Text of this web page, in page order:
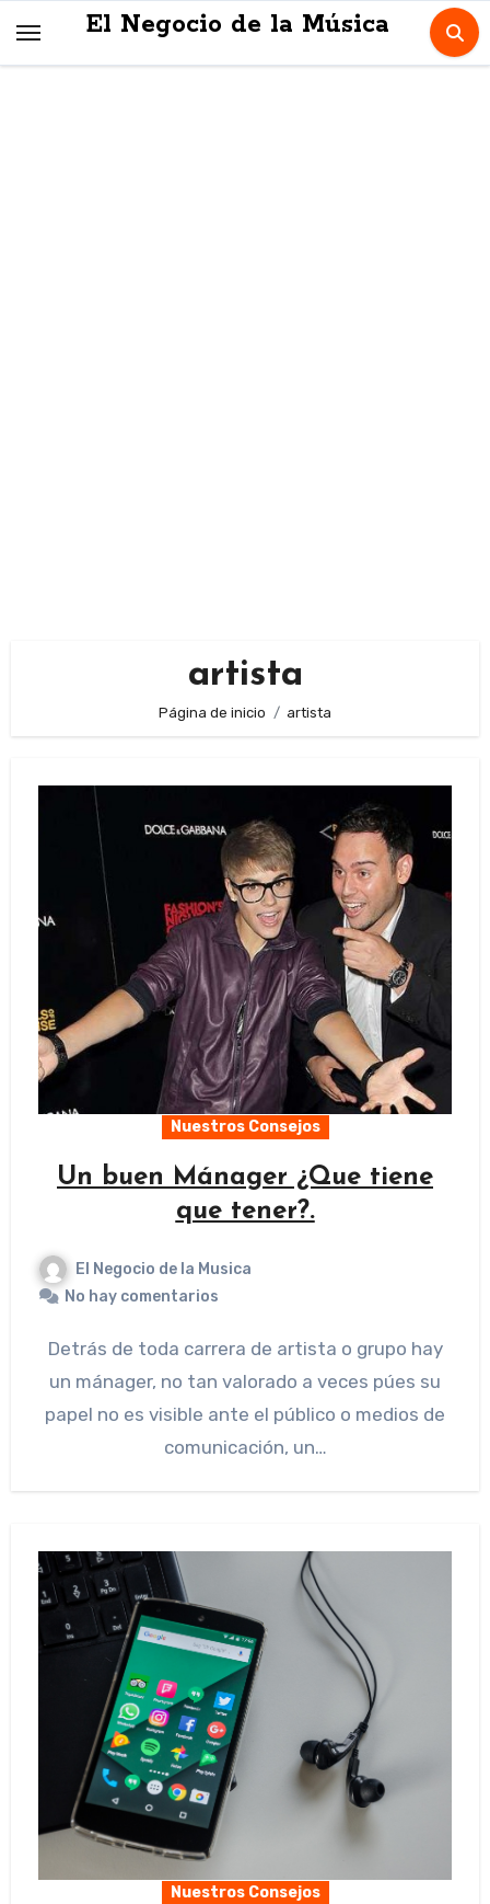
El Negocio de la Música
artista
Página de inicio artista
Nuestros Consejos
Un buen Mánager ¿Que tiene
que tener?.
El Negocio de la Musica
No hay comentarios
Detrás de toda carrera de artista o grupo hay
un mánager, no tan valorado a veces púes su
papel no es visible ante el público o medios de
comunicación, un…
Nuestros Consejos